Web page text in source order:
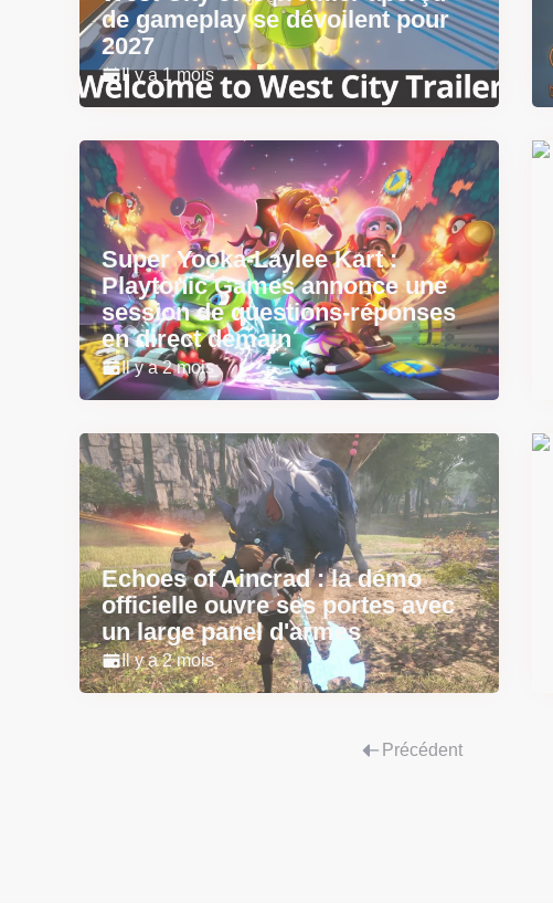
de gameplay se dévoilent pour
2027
Il y a 1 mois
Super Yooka-Laylee Kart :
Playtonic Games annonce une
session de questions-réponses
en direct demain
Il y a 2 mois
Echoes of Aincrad : la démo
officielle ouvre ses portes avec
un large panel d'armes
Il y a 2 mois
Précédent